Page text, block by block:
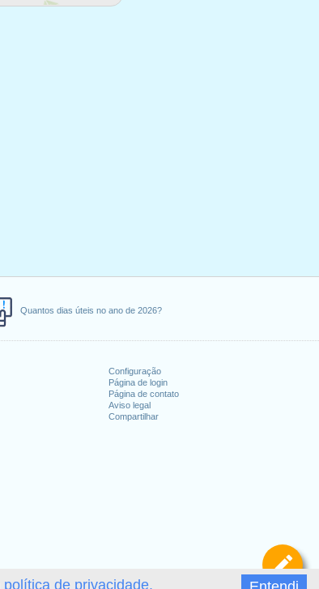
política de privacidade.
Quantos dias úteis no ano de 2026?
Configuração
Página de login
Página de contato
Aviso legal
Compartilhar